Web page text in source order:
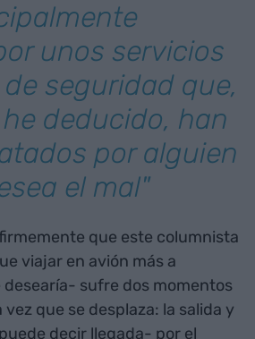
unos servicios
seguridad que,
deducido, han
por alguien
el mal"
que este columnista
viajar en avión más a
desearía- sufre dos momentos
que se desplaza: la salida y
decir llegada- por el